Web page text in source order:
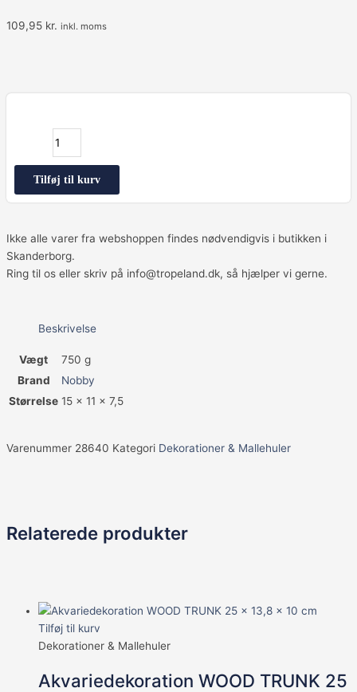
109,95 kr. inkl. moms
7,5
Tilføj til kurv
Ikke alle varer fra webshoppen findes nødvendigvis i butikken i
Skanderborg.
Ring til os eller skriv på info@tropeland.dk, så hjælper vi gerne.
Beskrivelse
Vægt
750 g
Brand
Nobby
Størrelse 15 x 11 x 7,5
Varenummer 28640 Kategori Dekorationer & Mallehuler
Relaterede produkter
Tilføj til kurv
Dekorationer & Mallehuler
Akvariedekoration WOOD TRUNK 25